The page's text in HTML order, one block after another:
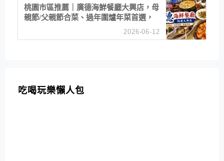
桃園市區推薦｜廣德海鮮餐廳大興店，母
親節/父親節合菜、過年圍爐年菜首選，
2026-06-12
吃喝玩樂懶人包